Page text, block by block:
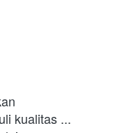
kualitas ...